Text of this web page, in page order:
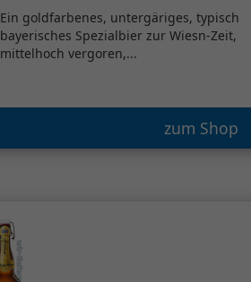
Ein goldfarbenes, untergäriges, typisch
bayerisches Spezialbier zur Wiesn-Zeit,
mittelhoch vergoren,...
zum Shop